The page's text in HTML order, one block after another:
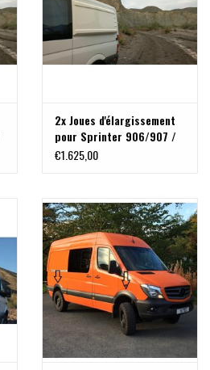
2x Joues d'élargissement
pour Sprinter 906/907 /
VW Crafter
€1.625,00